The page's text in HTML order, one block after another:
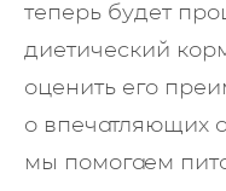
теперь будет
диетический
оценить его
о впечатляющих
мы помогаем